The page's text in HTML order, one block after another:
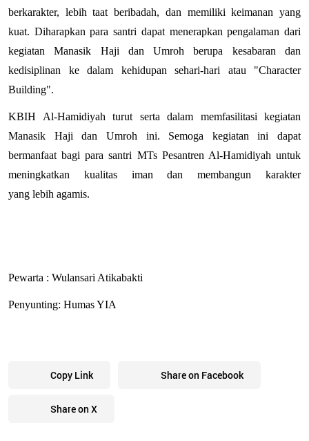
berkarakter, lebih taat beribadah, dan memiliki keimanan yang
kuat. Diharapkan para santri dapat menerapkan pengalaman dari
kegiatan Manasik Haji dan Umroh berupa kesabaran dan
kedisiplinan ke dalam kehidupan sehari-hari atau "Character
Building".
KBIH Al-Hamidiyah turut serta dalam memfasilitasi kegiatan
Manasik Haji dan Umroh ini. Semoga kegiatan ini dapat
bermanfaat bagi para santri MTs Pesantren Al-Hamidiyah untuk
meningkatkan kualitas iman dan membangun karakter
yang lebih agamis.
Pewarta : Wulansari Atikabakti
Penyunting: Humas YIA
Copy Link Share on Facebook
Share on X